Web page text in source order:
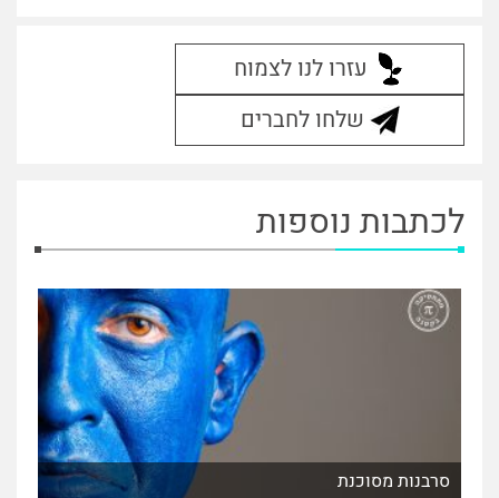
עזרו לנו לצמוח
שלחו לחברים
לכתבות נוספות
סרבנות מסוכנת